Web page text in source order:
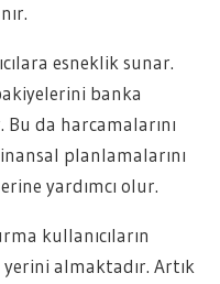
esneklik sunar.
banka
da harcamalarını
planlamalarını
yardımcı olur.
kullanıcıların
almaktadır. Artık